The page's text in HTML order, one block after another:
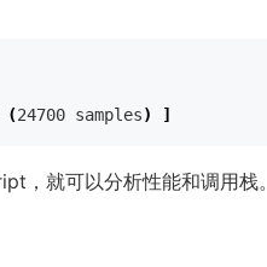
(24700 samples) ]
，就可以分析性能和调用栈。